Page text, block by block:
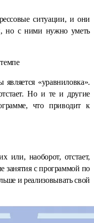
ситуации, и они
но с ними нужно уметь
«уравниловка».
Но и те и другие
что приводит к
или, наоборот, отстает,
занятия с программой по
и реализовывать свой